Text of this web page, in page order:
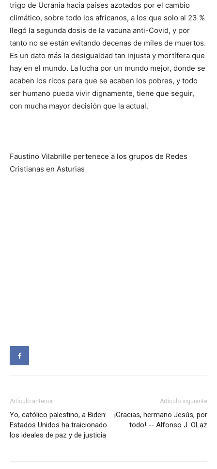
trigo de Ucrania hacia países azotados por el cambio
climático, sobre todo los africanos, a los que solo al 23 %
llegó la segunda dosis de la vacuna anti-Covid, y por
tanto no se están evitando decenas de miles de muertos.
Es un dato más la desigualdad tan injusta y mortífera que
hay en el mundo. La lucha por un mundo mejor, donde se
acaben los ricos para que se acaben los pobres, y todo
ser humano pueda vivir dignamente, tiene que seguir,
con mucha mayor decisión que la actual.
Faustino Vilabrille pertenece a los grupos de Redes
Cristianas en Asturias
Artículo anterior
Yo, católico palestino, a Biden:
Estados Unidos ha traicionado
los ideales de paz y de justicia
Artículo siguiente
¡Gracias, hermano Jesús, por
todo! -- Alfonso J. OLaz